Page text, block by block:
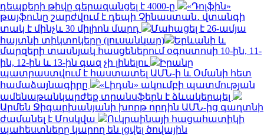
դեպքերի թիվը գերազանցել է 4000-ը
«Դոլֆին»
թայֆունը շարժվում է դեպի Չինաստան․ վտանգի
տակ է մինչև 30 միլիոն մարդ
Մահացել է 26-ամյա
հայտնի տիկտոկերը (լուսանկար)
Երևանի և
մարզերի տասնյակ հասցեներում օգոստոսի 10-ին, 11-
ին, 12-ին և 13-ին գազ չի լինելու
Իրանը
պատրաստվում է հաստատել ԱՄՆ-ի և Օմանի հետ
համաձայնագիրը
«Լիդսն» ակումբի պատմության
ամենաթանկարժեք տրանսֆերն է ձևակերպել
Արմեն Ջիգարխանյանի խորթ որդին ԱՄՆ-ից գաղտնի
ժամանել է Մոսկվա
Ուկրաինայի հացահատիկի
պահեստները կարող են լցվել ծովային